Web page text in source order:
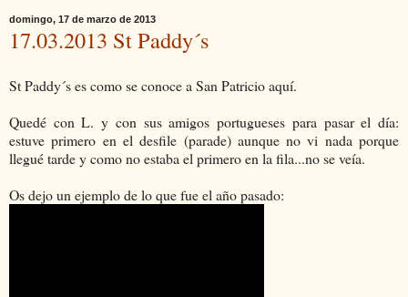
domingo, 17 de marzo de 2013
17.03.2013 St Paddy´s
St Paddy´s es como se conoce a San Patricio aquí.
Quedé con L. y con sus amigos portugueses para pasar el día:
estuve primero en el desfile (parade) aunque no vi nada porque
llegué tarde y como no estaba el primero en la fila...no se veía.
Os dejo un ejemplo de lo que fue el año pasado: